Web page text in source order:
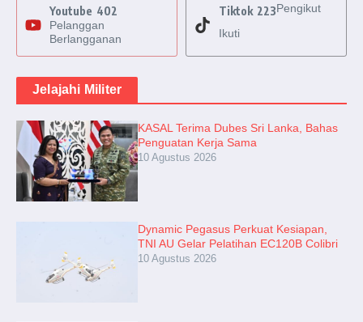
Youtube 402
Pelanggan
Berlangganan
Tiktok 223Pengikut
Ikuti
Jelajahi Militer
KASAL Terima Dubes Sri Lanka, Bahas
Penguatan Kerja Sama
10 Agustus 2026
Dynamic Pegasus Perkuat Kesiapan,
TNI AU Gelar Pelatihan EC120B Colibri
10 Agustus 2026